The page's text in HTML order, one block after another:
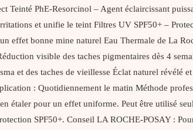
Teinté PhE-Resorcinol – Agent éclaircissant
et unifie le teint Filtres UV SPF50+ –
effet bonne mine naturel Eau Thermale de La
visible des taches pigmentaires dès 4
et des taches de vieillesse Éclat naturel révélé
: Quotidiennement le matin Méthode
étaler pour un effet uniforme. Peut être utilisé
SPF50+. Conseil LA ROCHE-POSAY :